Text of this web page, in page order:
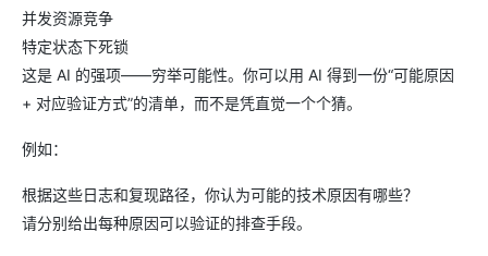
并发资源竞争
特定状态下死锁
这是 AI 的强项——穷举可能性。你可以用 AI 得到一份“可能原因
+ 对应验证方式”的清单，而不是凭直觉一个个猜。
例如：
根据这些日志和复现路径，你认为可能的技术原因有哪些？
请分别给出每种原因可以验证的排查手段。